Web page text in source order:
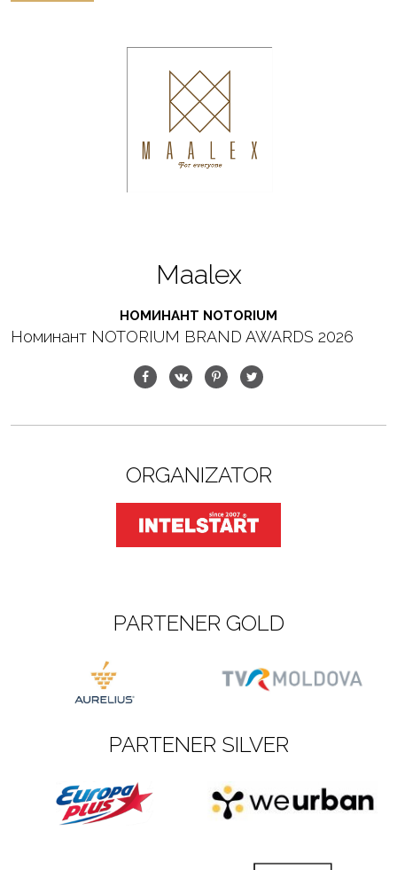
Maalex
НОМИНАНТ NOTORIUM
Номинант NOTORIUM BRAND AWARDS 2026
ORGANIZATOR
PARTENER GOLD
PARTENER SILVER